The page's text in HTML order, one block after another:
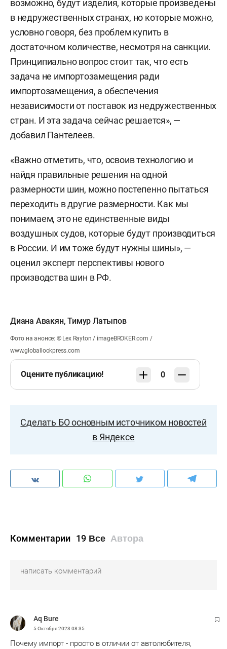
возможно, будут изделия, которые произведены
в недружественных странах, но которые можно,
условно говоря, без проблем купить в
достаточном количестве, несмотря на санкции.
Принципиально вопрос стоит так, что есть
задача не импортозамещения ради
импортозамещения, а обеспечения
независимости от поставок из недружественных
стран. И эта задача сейчас решается», —
добавил Пантелеев.
«Важно отметить, что, освоив технологию и
найдя правильные решения на одной
размерности шин, можно постепенно пытаться
переходить в другие размерности. Как мы
понимаем, это не единственные виды
воздушных судов, которые будут производиться
в России. И им тоже будут нужны шины», —
оценил эксперт перспективы нового
производства шин в РФ.
Диана Авакян,Тимур Латыпов
Фото на анонсе: © Lex Rayton / imageBROKER.com /
www.globallookpress.com
Оцените публикацию! 0
Сделать БО основным источником новостей
в Яндексе
Комментарии 19 Все Автора
Aq Bure
5 Октября 2023 08:35
Почему импорт - просто в отличии от автолюбителя,